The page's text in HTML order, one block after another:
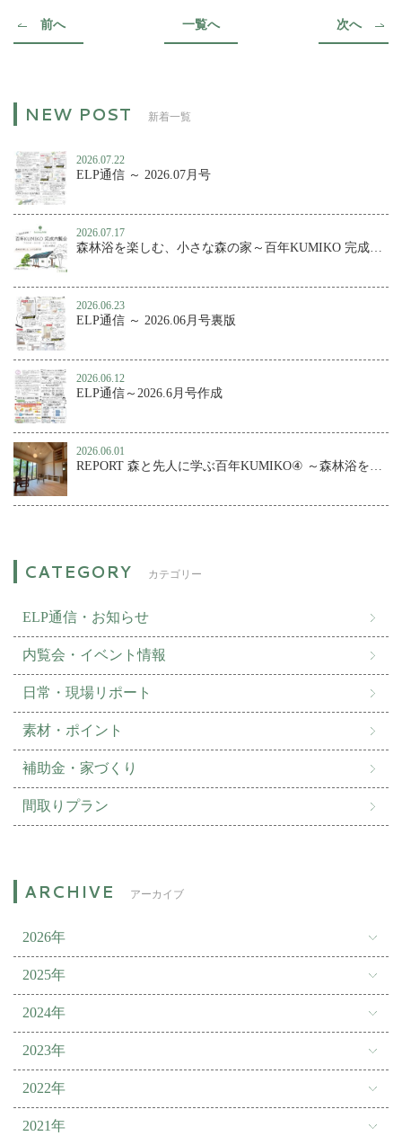
前へ 一覧へ 次へ
新着一覧
2026.07.22
ELP通信 ～ 2026.07月号
2026.07.17
森林浴を楽しむ、小さな森の家～百年KUMIKO 完成内覧会
2026.06.23
ELP通信 ～ 2026.06月号裏版
2026.06.12
ELP通信～2026.6月号作成
2026.06.01
REPORT 森と先人に学ぶ百年KUMIKO④ ～森林浴を楽しむ、小さな森の家
カテゴリー
ELP通信・お知らせ
内覧会・イベント情報
日常・現場リポート
素材・ポイント
補助金・家づくり
間取りプラン
アーカイブ
2026年
2025年
2024年
2023年
2022年
2021年